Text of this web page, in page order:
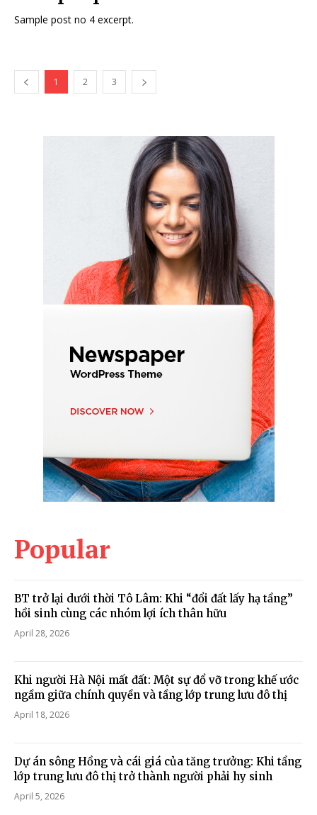
Sample post no 4 excerpt.
1 2 3
Popular
BT trở lại dưới thời Tô Lâm: Khi “đổi đất lấy hạ tầng”
hồi sinh cùng các nhóm lợi ích thân hữu
April 28, 2026
Khi người Hà Nội mất đất: Một sự đổ vỡ trong khế ước
ngầm giữa chính quyền và tầng lớp trung lưu đô thị
April 18, 2026
Dự án sông Hồng và cái giá của tăng trưởng: Khi tầng
lớp trung lưu đô thị trở thành người phải hy sinh
April 5, 2026